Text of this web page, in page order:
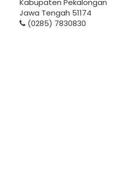
Kabupaten Pekalongan
Jawa Tengah 51174
(0285) 7830830